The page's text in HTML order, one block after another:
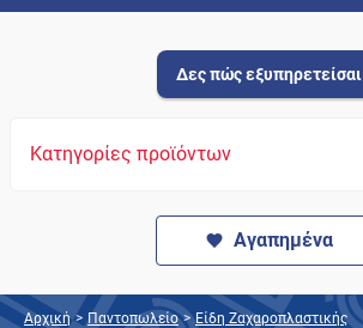
Δες πώς εξυπηρετείσαι
Κατηγορίες προϊόντων
Αγαπημένα
Αρχική > Παντοπωλείο > Είδη Ζαχαροπλαστικής